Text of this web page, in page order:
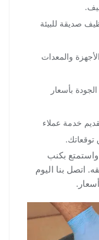
صديقة للبيئة
والمعدات
بأسعار
خدمة عملاء
توقعاتك.
واستمتع بكنب
اتصل بنا اليوم